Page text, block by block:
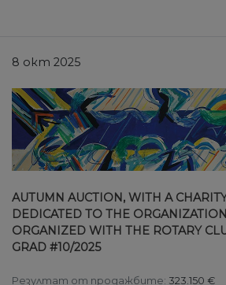
8 окт 2025
AUTUMN AUCTION, WITH A
DEDICATED TO THE
ORGANIZED WITH THE ROTARY
GRAD #10/2025
Резултат от продажбите: 323.150 €